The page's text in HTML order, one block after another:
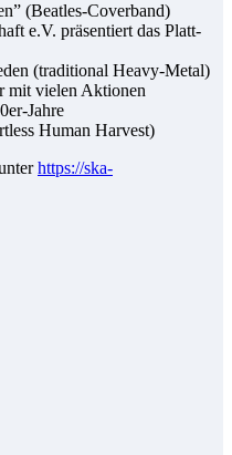
(Beat­les-Co­ver­band)
e.V. prä­sen­tiert das Platt­
(tra­di­tio­nal Hea­vy-Me­tal)
mit vie­len Ak­tio­nen
Jah­re
Hu­man Harvest)
https://ska-